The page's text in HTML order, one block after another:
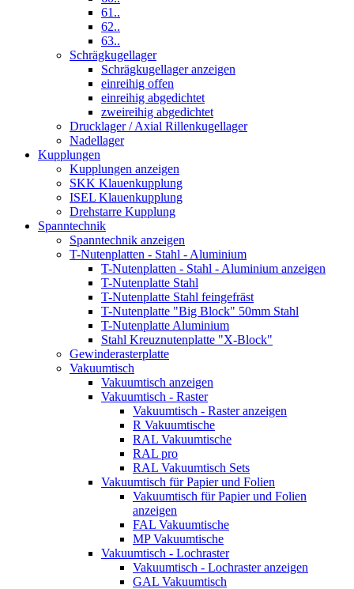
61..
62..
63..
Schrägkugellager
Schrägkugellager anzeigen
einreihig offen
einreihig abgedichtet
zweireihig abgedichtet
Drucklager / Axial Rillenkugellager
Nadellager
Kupplungen
Kupplungen anzeigen
SKK Klauenkupplung
ISEL Klauenkupplung
Drehstarre Kupplung
Spanntechnik
Spanntechnik anzeigen
T-Nutenplatten - Stahl - Aluminium
T-Nutenplatten - Stahl - Aluminium anzeigen
T-Nutenplatte Stahl
T-Nutenplatte Stahl feingefräst
T-Nutenplatte "Big Block" 50mm Stahl
T-Nutenplatte Aluminium
Stahl Kreuznutenplatte "X-Block"
Gewinderasterplatte
Vakuumtisch
Vakuumtisch anzeigen
Vakuumtisch - Raster
Vakuumtisch - Raster anzeigen
R Vakuumtische
RAL Vakuumtische
RAL pro
RAL Vakuumtisch Sets
Vakuumtisch für Papier und Folien
Vakuumtisch für Papier und Folien
anzeigen
FAL Vakuumtische
MP Vakuumtische
Vakuumtisch - Lochraster
Vakuumtisch - Lochraster anzeigen
GAL Vakuumtisch